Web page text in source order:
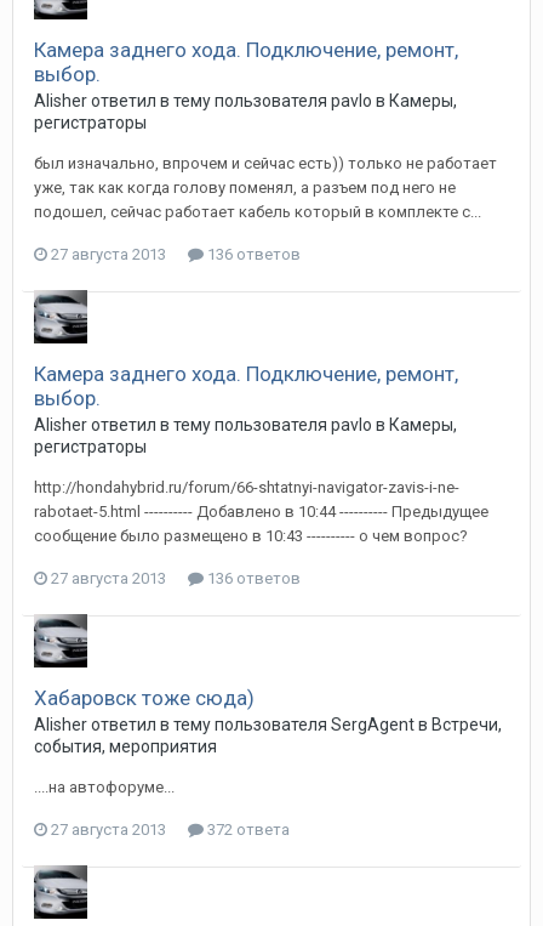
Камера заднего хода. Подключение, ремонт,
выбор.
Alisherответил в тему пользователя pavlo в Камеры,
регистраторы
был изначально, впрочем и сейчас есть)) только не работает
уже, так как когда голову поменял, а разъем под него не
подошел, сейчас работает кабель который в комплекте с...
27 августа 2013 136 ответов
Камера заднего хода. Подключение, ремонт,
выбор.
Alisherответил в тему пользователя pavlo в Камеры,
регистраторы
http://hondahybrid.ru/forum/66-shtatnyi-navigator-zavis-i-ne-
rabotaet-5.html ---------- Добавлено в 10:44 ---------- Предыдущее
сообщение было размещено в 10:43 ---------- о чем вопрос?
27 августа 2013 136 ответов
Хабаровск тоже сюда)
Alisherответил в тему пользователя SergAgentв Встречи,
события, мероприятия
....на автофоруме...
27 августа 2013 372 ответа